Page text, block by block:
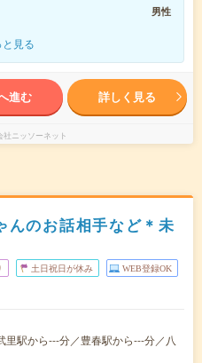
男性
と見る
進む 詳しく見る
社ニッソーネット
んのお話相手など＊未
土日祝日が休み WEB登録OK
里駅から---分／豊春駅から---分／八